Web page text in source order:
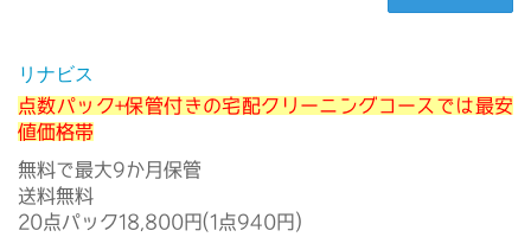
リナビス
点数パック+保管付きの宅配クリーニングコースでは最安
値価格帯
無料で最大9か月保管
送料無料
20点パック18,800円(1点940円)